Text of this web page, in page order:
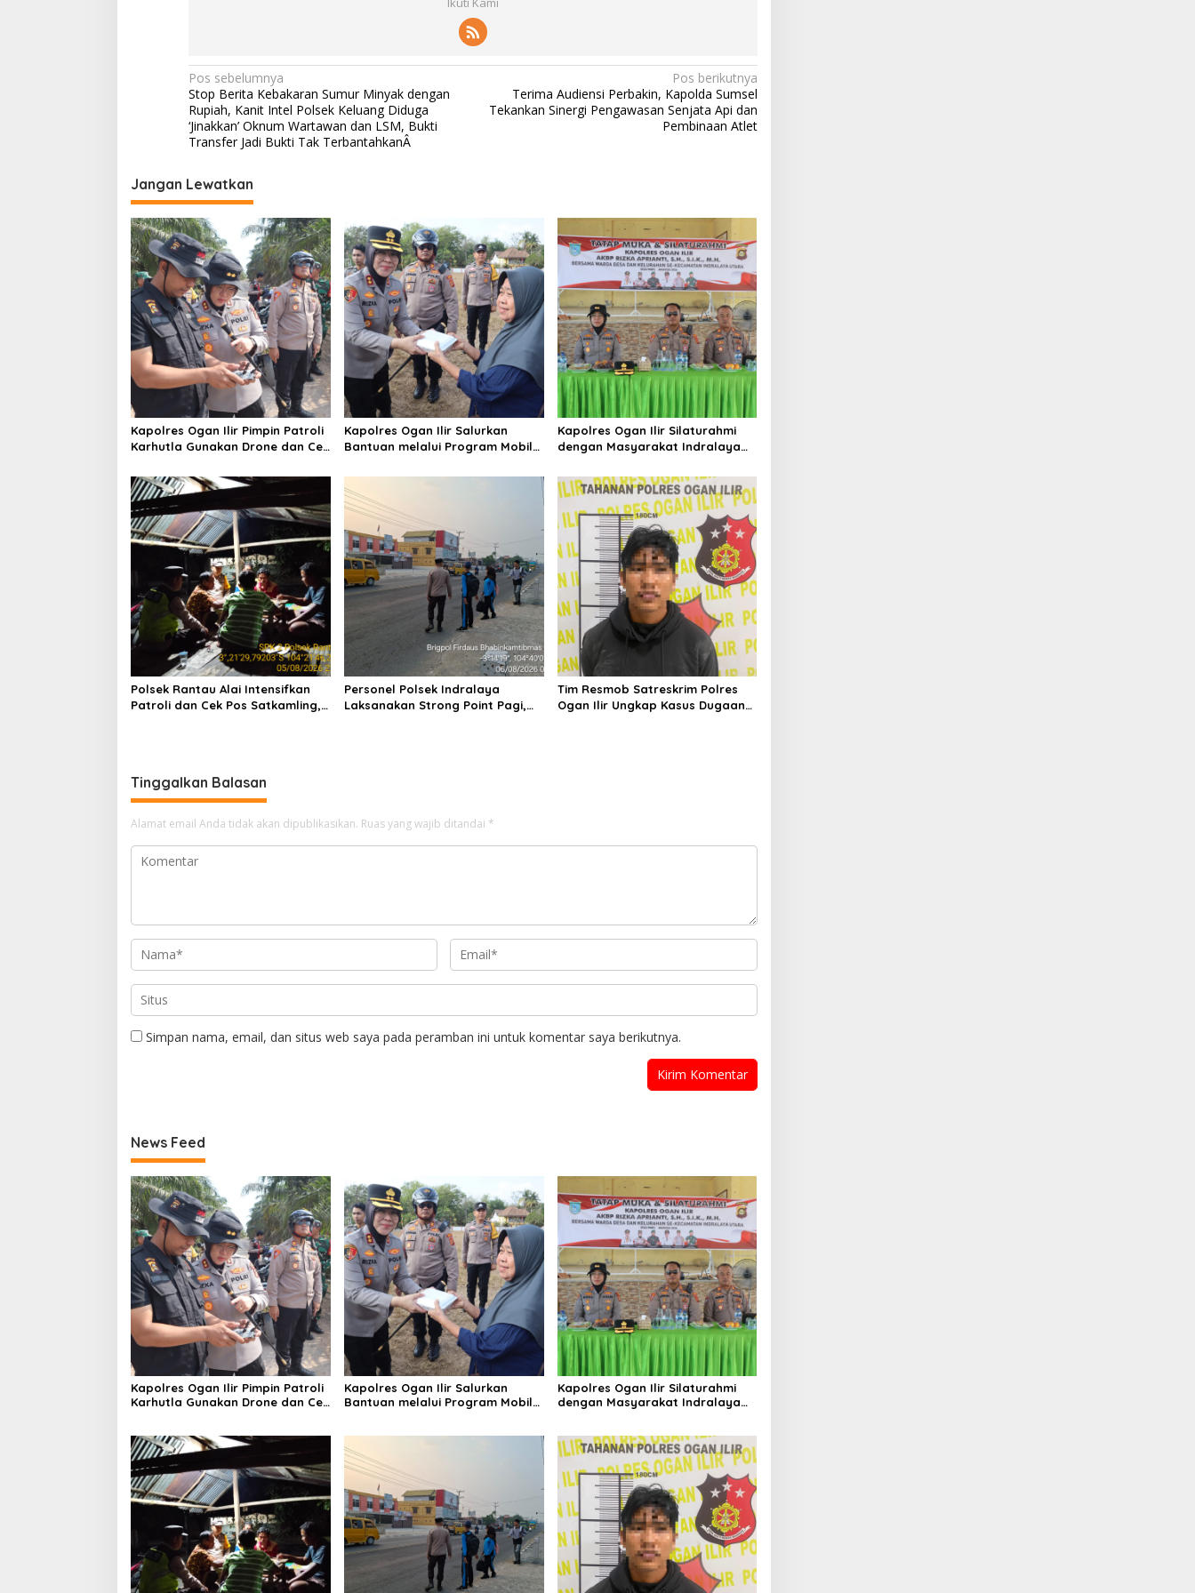
N
a
v
g
a
s
i
p
o
s
Pos sebelumnya
Stop Berita Kebakaran Sumur Minyak dengan
Rupiah, Kanit Intel Polsek Keluang Diduga
‘Jinakkan’ Oknum Wartawan dan LSM, Bukti
Transfer Jadi Bukti Tak TerbantahkanÂ
Pos berikutnya
Terima Audiensi Perbakin, Kapolda Sumsel
Tekankan Sinergi Pengawasan Senjata Api dan
Pembinaan Atlet
Jangan Lewatkan
Kapolres Ogan Ilir Pimpin Patroli
Karhutla Gunakan Drone dan Cek
Kesiapsiagaan Hadapi Musim
Kemarau
Kapolres Ogan Ilir Salurkan
Bantuan melalui Program Mobil
kepada Masyarakat Desa Parit
Kapolres Ogan Ilir Silaturahmi
dengan Masyarakat Indralaya
Kamtibmas dan Antisipasi
Karhutla
Polsek Rantau Alai Intensifkan
Patroli dan Cek Pos Satkamling,
Personel Polsek Indralaya
Laksanakan Strong Point Pagi,
Tim Resmob Satreskrim Polres
Ogan Ilir Ungkap Kasus Dugaan
Tinggalkan Balasan
Alamat email Anda tidak akan dipublikasikan. Ruas yang wajib ditandai *
Simpan nama, email, dan situs web saya pada peramban ini untuk komentar saya berikutnya.
News Feed
Kapolres Ogan Ilir Pimpin Patroli
Karhutla Gunakan Drone dan Cek
Kemarau
Kapolres Ogan Ilir Salurkan
Bantuan melalui Program Mobil
Kapolres Ogan Ilir Silaturahmi
dengan Masyarakat Indralaya
Karhutla